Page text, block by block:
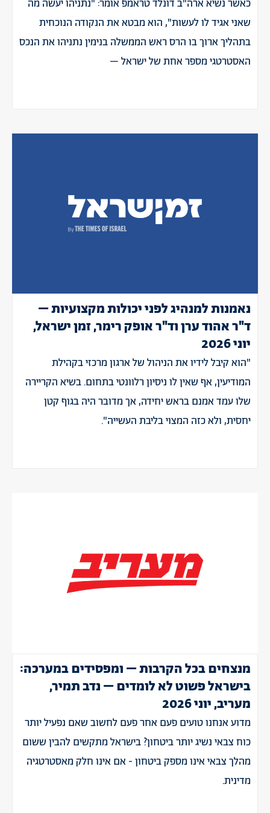
כאשר נשיא ארה"ב דונלד טראמפ אומר: "נתניהו יעשה מה
שאני אגיד לו לעשות", הוא מבטא את הנקודה הנוכחית
בתהליך ארוך בו הרס ראש הממשלה בנימין נתניהו את הנכס
האסטרטגי מספר אחת של ישראל –
נאמנות למנהיג לפני יכולות מקצועיות –
ד"ר אהוד ערן וד"ר אופק רימר, זמן ישראל,
יוני 2026
"הוא קיבל לידיו את הניהול של ארגון מרכזי בקהילת
המודיעין, אף שאין לו ניסיון רלוונטי בתחום. בשיא הקריירה
שלו עמד אמנם בראש יחידה, אך מדובר היה בגוף קטן
יחסית, ולא כזה המצוי בליבת העשייה".
מנצחים בכל הקרבות – ומפסידים במערכה:
בישראל פשוט לא לומדים – נדב תמיר,
מעריב, יוני 2026
מדוע אנחנו טועים פעם אחר פעם לחשוב שאם נפעיל יותר
כוח צבאי נשיג יותר ביטחון? בישראל מתקשים להבין ששום
מהלך צבאי אינו מספק ביטחון - אם אינו חלק מאסטרטגיה
מדינית.